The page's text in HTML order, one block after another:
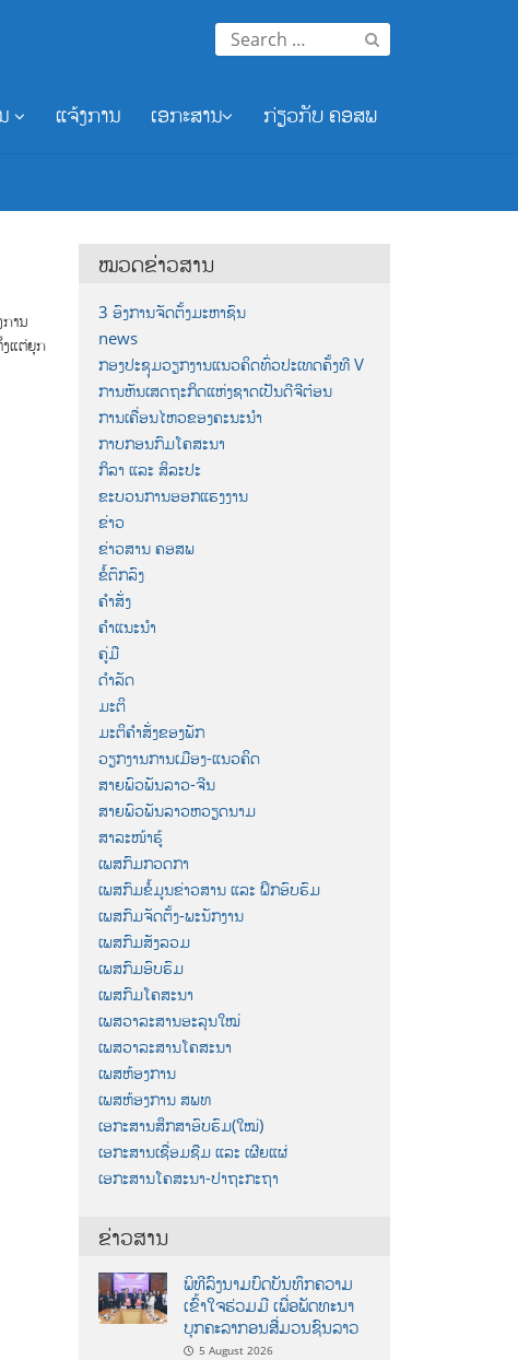
Search
for:
ແຈ້ງການ ເອກະສານ ກ່ຽວກັບ ຄອສພ
ານ
ງແຕ່ຍຸກ
ໝວດຂ່າວສານ
3 ອົງການຈັດຕັ້ງມະຫາຊົນ
news
ກອງປະຊຸມວຽກງານແນວຄິດທົ່ວປະເທດຄັ້ງທີ V
ການຫັນເສດຖະກິດແຫ່ງຊາດເປັນດີຈີຕ໋ອນ
ການເຄື່ອນໄຫວຂອງຄະນະນຳ
ກາບກອນກົມໂຄສະນາ
ກິລາ ແລະ ສິລະປະ
ຂະບວນການອອກແຮງງານ
ຂ່າວ
ຂ່າວສານ ຄອສພ
ຂໍ້ຕົກລົງ
ຄຳສັ່ງ
ຄຳແນະນຳ
ຄູ່ມື
ດຳລັດ
ມະຕິ
ມະຕິຄຳສັ່ງຂອງພັກ
ວຽກງານການເມືອງ-ແນວຄິດ
ສາຍພົວພັນລາວ-ຈີນ
ສາຍພົວພັນລາວຫວຽດນາມ
ສາລະໜ້າຮູ້
ເພສກົມກວດກາ
ເພສກົມຂໍ້ມູນຂ່າວສານ ແລະ ຝຶກອົບຮົມ
ເພສກົມຈັດຕັ້ງ-ພະນັກງານ
ເພສກົມສັງລວມ
ເພສກົມອົບຮົມ
ເພສກົມໂຄສະນາ
ເພສວາລະສານອະລຸນໃໝ່
ເພສວາລະສານໂຄສະນາ
ເພສຫ້ອງການ
ເພສຫ້ອງການ ສພທ
ເອກະສານສຶກສາອົບຮົມ(ໃໝ່)
ເອກະສານເຊື່ອມຊືມ ແລະ ເຜີຍແຜ່
ເອກະສານໂຄສະນາ-ປາຖະກະຖາ
ຂ່າວສານ
ພິທີລົງນາມບົດບັນທຶກຄວາມ
ເຂົ້າໃຈຮ່ວມມື ເພື່ອພັດທະນາ
ບຸກຄະລາກອນສື່ມວນຊົນລາວ
5 August 2026